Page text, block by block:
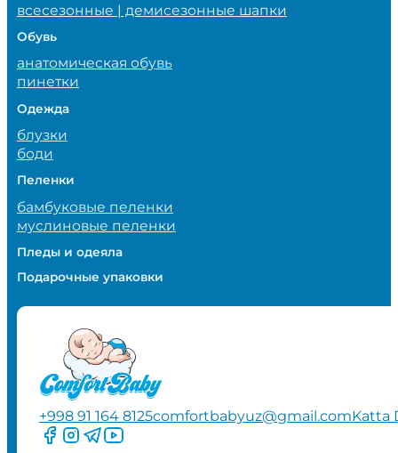
всесезонные | демисезонные шапки
Обувь
анатомическая обувь
пинетки
Одежда
блузки
боди
Пеленки
бамбуковые пеленки
муслиновые пеленки
Пледы и одеяла
Подарочные упаковки
+998 91 164 8125comfortbabyuz@gmail.comKatta
Следите за нами на Facebook
Следите за нами в Instagram
Следите за нами в Telegram
Следите за нами в YouTube